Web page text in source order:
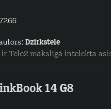
Dzirkstele
ir Tele2 mākslīgā intelekta
14 G8